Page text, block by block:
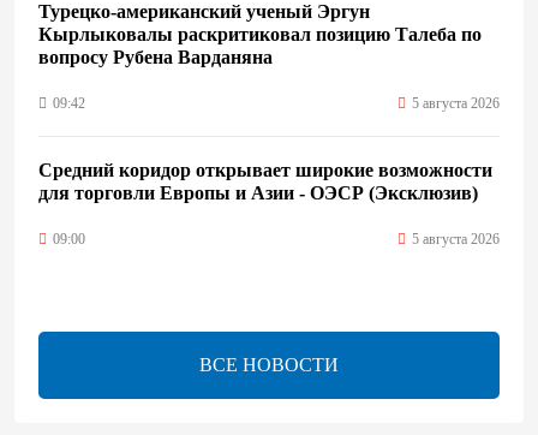
Турецко-американский ученый Эргун
Кырлыковалы раскритиковал позицию Талеба по
вопросу Рубена Варданяна
09:42 5 августа 2026
Средний коридор открывает широкие возможности
для торговли Европы и Азии - ОЭСР (Эксклюзив)
09:00 5 августа 2026
платежи превращаются в инфраструктуру роста
ВСЕ НОВОСТИ